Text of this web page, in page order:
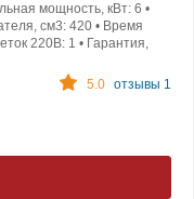
мощность, кВт: 6 •
см3: 420 • Время
220В: 1 • Гарантия,
5.0 отзывы 1